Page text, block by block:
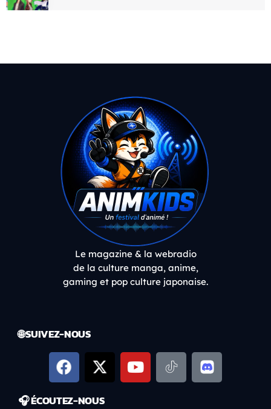
Le magazine & la webradio
de la culture manga, anime,
gaming et pop culture japonaise.
🌐 SUIVEZ-NOUS
🎧 ÉCOUTEZ-NOUS